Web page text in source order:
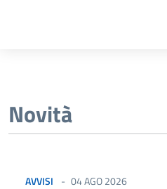
Novità
AVVISI 04 AGO 2026